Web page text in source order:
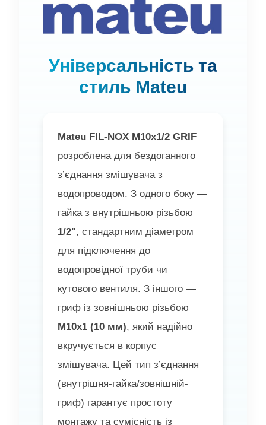
Універсальність та
стиль Mateu
Mateu FIL-NOX M10x1/2 GRIF
розроблена для бездоганного
з’єднання змішувача з
водопроводом. З одного боку —
гайка з внутрішньою різьбою
1/2", стандартним діаметром
для підключення до
водопровідної труби чи
кутового вентиля. З іншого —
гриф із зовнішньою різьбою
M10x1 (10 мм), який надійно
вкручується в корпус
змішувача. Цей тип з’єднання
(внутрішня-гайка/зовнішній-
гриф) гарантує простоту
монтажу та сумісність із